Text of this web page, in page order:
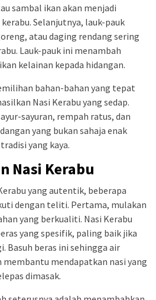
sambal ikan akan menjadi
Selanjutnya, lauk-pauk
atau daging rendang sering
Lauk-pauk ini menambah
kelainan kepada hidangan.
bahan-bahan yang tepat
Nasi Kerabu yang sedap.
sayuran, rempah ratus, dan
yang bukan sahaja enak
yang kaya.
Nasi Kerabu
yang autentik, beberapa
dengan teliti. Pertama, mulakan
yang berkualiti. Nasi Kerabu
yang spesifik, paling baik jika
Basuh beras ini sehingga air
membantu mendapatkan nasi yang
dimasak.